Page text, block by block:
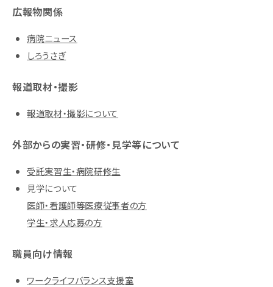
広報物関係
病院ニュース
しろうさぎ
報道取材・撮影
報道取材・撮影について
外部からの実習・研修・見学等について
受託実習生・病院研修生
見学について
医師・看護師等医療従事者の方
学生・求人応募の方
職員向け情報
ワークライフバランス支援室